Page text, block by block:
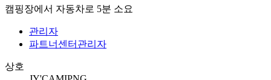
캠핑장에서 자동차로 5분 소요
관리자
파트너센터관리자
상호